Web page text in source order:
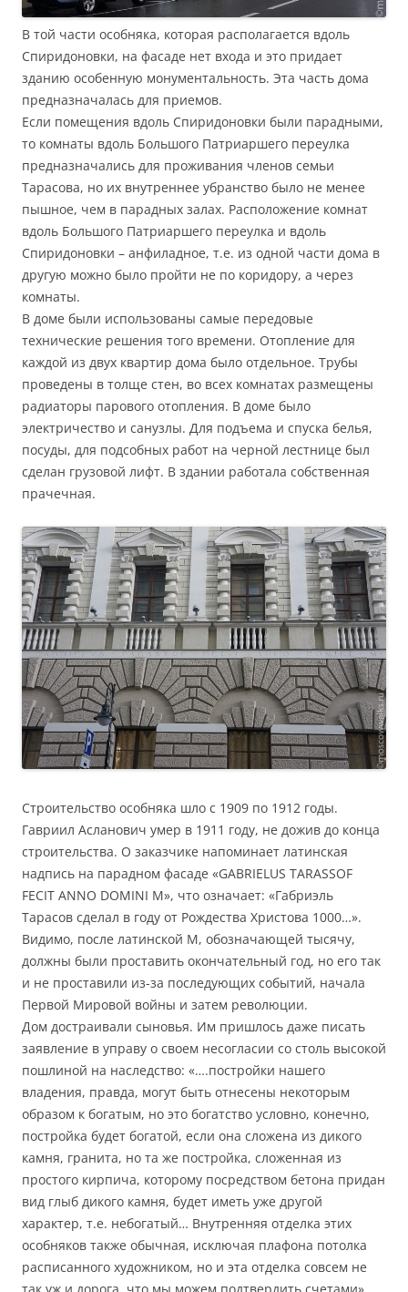
В той части особняка, которая располагается вдоль
Спиридоновки, на фасаде нет входа и это придает
зданию особенную монументальность. Эта часть дома
предназначалась для приемов.
Если помещения вдоль Спиридоновки были парадными,
то комнаты вдоль Большого Патриаршего переулка
предназначались для проживания членов семьи
Тарасова, но их внутреннее убранство было не менее
пышное, чем в парадных залах. Расположение комнат
вдоль Большого Патриаршего переулка и вдоль
Спиридоновки – анфиладное, т.е. из одной части дома в
другую можно было пройти не по коридору, а через
комнаты.
В доме были использованы самые передовые
технические решения того времени. Отопление для
каждой из двух квартир дома было отдельное. Трубы
проведены в толще стен, во всех комнатах размещены
радиаторы парового отопления. В доме было
электричество и санузлы. Для подъема и спуска белья,
посуды, для подсобных работ на черной лестнице был
сделан грузовой лифт. В здании работала собственная
прачечная.
Строительство особняка шло с 1909 по 1912 годы.
Гавриил Асланович умер в 1911 году, не дожив до конца
строительства. О заказчике напоминает латинская
надпись на парадном фасаде «GABRIELUS TARASSOF
FECIT ANNO DOMINI M», что означает: «Габриэль
Тарасов сделал в году от Рождества Христова 1000…».
Видимо, после латинской М, обозначающей тысячу,
должны были проставить окончательный год, но его так
и не проставили из-за последующих событий, начала
Первой Мировой войны и затем революции.
Дом достраивали сыновья. Им пришлось даже писать
заявление в управу о своем несогласии со столь высокой
пошлиной на наследство: «….постройки нашего
владения, правда, могут быть отнесены некоторым
образом к богатым, но это богатство условно, конечно,
постройка будет богатой, если она сложена из дикого
камня, гранита, но та же постройка, сложенная из
простого кирпича, которому посредством бетона придан
вид глыб дикого камня, будет иметь уже другой
характер, т.е. небогатый… Внутренняя отделка этих
особняков также обычная, исключая плафона потолка
расписанного художником, но и эта отделка совсем не
так уж и дорога, что мы можем подтвердить счетами».